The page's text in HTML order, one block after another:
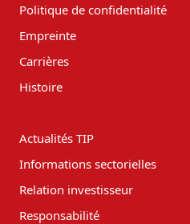
Politique de confidentialité
Empreinte
Carrières
Histoire
Actualités TIP
Informations sectorielles
Relation investisseur
Responsabilité